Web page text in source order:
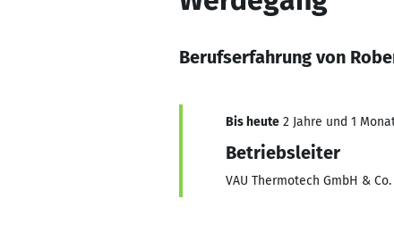
Berufserfahrung von
Bis heute 2 Jahre und 1
Betriebsleiter
VAU Thermotech GmbH & Co.